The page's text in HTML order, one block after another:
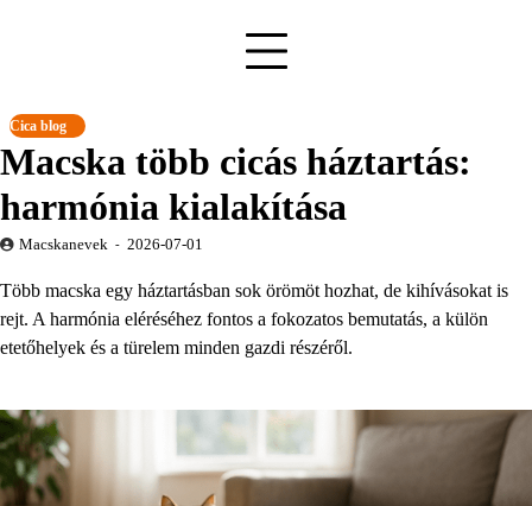
Cica blog
Macska több cicás háztartás:
harmónia kialakítása
Macskanevek 2026-07-01
Több macska egy háztartásban sok örömöt hozhat, de kihívásokat is
rejt. A harmónia eléréséhez fontos a fokozatos bemutatás, a külön
etetőhelyek és a türelem minden gazdi részéről.